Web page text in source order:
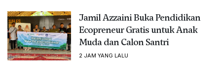
Jamil Azzaini Buka Pendidikan
Ecopreneur Gratis untuk Anak
Muda dan Calon Santri
2 JAM YANG LALU